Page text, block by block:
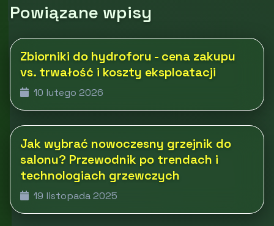
Powiązane wpisy
Zbiorniki do hydroforu - cena zakupu
vs. trwałość i koszty eksploatacji
10 lutego 2026
Jak wybrać nowoczesny grzejnik do
salonu? Przewodnik po trendach i
technologiach grzewczych
19 listopada 2025